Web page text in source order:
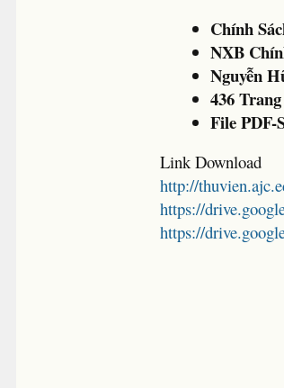
Chính
NXB
Nguyễn
436 Trang
File PDF-
Link Download
http://
https://
https://